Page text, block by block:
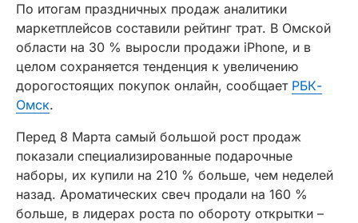
По итогам праздничных продаж аналитики
маркетплейсов составили рейтинг трат. В Омской
области на 30 % выросли продажи iPhone, и в
целом сохраняется тенденция к увеличению
дорогостоящих покупок онлайн, сообщает РБК-
Омск.
Перед 8 Марта самый большой рост продаж
показали специализированные подарочные
наборы, их купили на 210 % больше, чем неделей
назад. Ароматических свеч продали на 160 %
больше, в лидерах роста по обороту открытки –